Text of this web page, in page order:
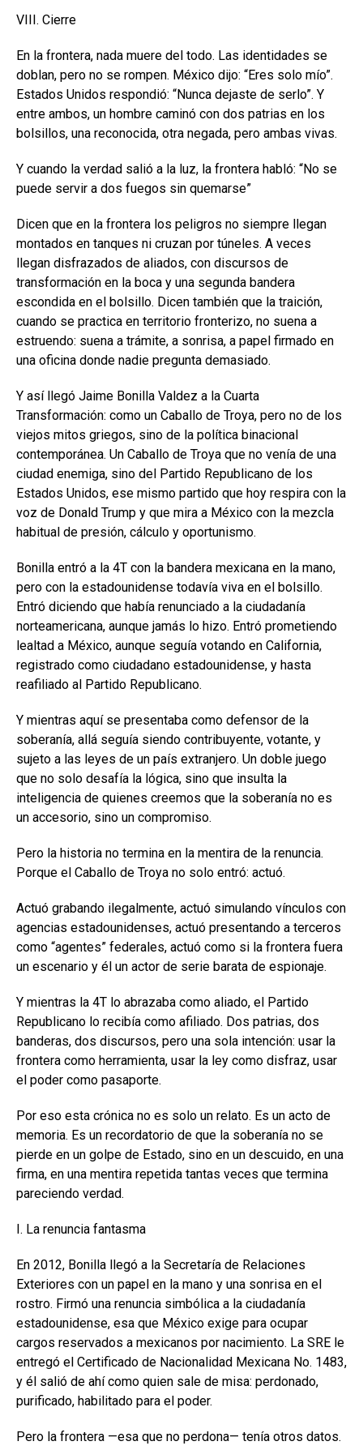
VIII. Cierre
En la frontera, nada muere del todo. Las identidades se
doblan, pero no se rompen. México dijo: “Eres solo mío”.
Estados Unidos respondió: “Nunca dejaste de serlo”. Y
entre ambos, un hombre caminó con dos patrias en los
bolsillos, una reconocida, otra negada, pero ambas vivas.
Y cuando la verdad salió a la luz, la frontera habló: “No se
puede servir a dos fuegos sin quemarse”
Dicen que en la frontera los peligros no siempre llegan
montados en tanques ni cruzan por túneles. A veces
llegan disfrazados de aliados, con discursos de
transformación en la boca y una segunda bandera
escondida en el bolsillo. Dicen también que la traición,
cuando se practica en territorio fronterizo, no suena a
estruendo: suena a trámite, a sonrisa, a papel firmado en
una oficina donde nadie pregunta demasiado.
Y así llegó Jaime Bonilla Valdez a la Cuarta
Transformación: como un Caballo de Troya, pero no de los
viejos mitos griegos, sino de la política binacional
contemporánea. Un Caballo de Troya que no venía de una
ciudad enemiga, sino del Partido Republicano de los
Estados Unidos, ese mismo partido que hoy respira con la
voz de Donald Trump y que mira a México con la mezcla
habitual de presión, cálculo y oportunismo.
Bonilla entró a la 4T con la bandera mexicana en la mano,
pero con la estadounidense todavía viva en el bolsillo.
Entró diciendo que había renunciado a la ciudadanía
norteamericana, aunque jamás lo hizo. Entró prometiendo
lealtad a México, aunque seguía votando en California,
registrado como ciudadano estadounidense, y hasta
reafiliado al Partido Republicano.
Y mientras aquí se presentaba como defensor de la
soberanía, allá seguía siendo contribuyente, votante, y
sujeto a las leyes de un país extranjero. Un doble juego
que no solo desafía la lógica, sino que insulta la
inteligencia de quienes creemos que la soberanía no es
un accesorio, sino un compromiso.
Pero la historia no termina en la mentira de la renuncia.
Porque el Caballo de Troya no solo entró: actuó.
Actuó grabando ilegalmente, actuó simulando vínculos con
agencias estadounidenses, actuó presentando a terceros
como “agentes” federales, actuó como si la frontera fuera
un escenario y él un actor de serie barata de espionaje.
Y mientras la 4T lo abrazaba como aliado, el Partido
Republicano lo recibía como afiliado. Dos patrias, dos
banderas, dos discursos, pero una sola intención: usar la
frontera como herramienta, usar la ley como disfraz, usar
el poder como pasaporte.
Por eso esta crónica no es solo un relato. Es un acto de
memoria. Es un recordatorio de que la soberanía no se
pierde en un golpe de Estado, sino en un descuido, en una
firma, en una mentira repetida tantas veces que termina
pareciendo verdad.
I. La renuncia fantasma
En 2012, Bonilla llegó a la Secretaría de Relaciones
Exteriores con un papel en la mano y una sonrisa en el
rostro. Firmó una renuncia simbólica a la ciudadanía
estadounidense, esa que México exige para ocupar
cargos reservados a mexicanos por nacimiento. La SRE le
entregó el Certificado de Nacionalidad Mexicana No. 1483,
y él salió de ahí como quien sale de misa: perdonado,
purificado, habilitado para el poder.
Pero la frontera —esa que no perdona— tenía otros datos.